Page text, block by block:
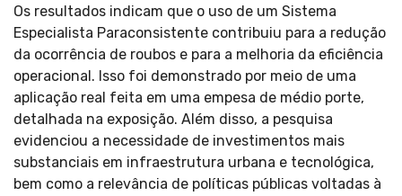
Os resultados indicam que o uso de um Sistema
Especialista Paraconsistente contribuiu para a redução
da ocorrência de roubos e para a melhoria da eficiência
operacional. Isso foi demonstrado por meio de uma
aplicação real feita em uma empesa de médio porte,
detalhada na exposição. Além disso, a pesquisa
evidenciou a necessidade de investimentos mais
substanciais em infraestrutura urbana e tecnológica,
bem como a relevância de políticas públicas voltadas à